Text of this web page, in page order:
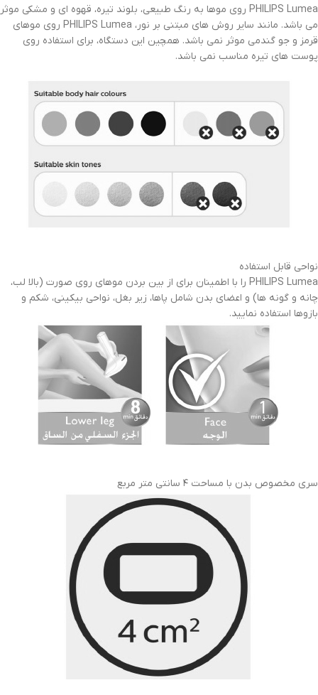
PHILIPS Lumea روی موها به رنگ طبیعی، بلوند تیره، قهوه ای و مشکی موثر
می باشد. مانند سایر روش های مبتنی بر نور، PHILIPS Lumea روی موهای
قرمز و جو گندمی موثر نمی باشد. همچین این دستگاه، برای استفاده روی
پوست های تیره مناسب نمی باشد.
نواحی قابل استفاده
PHILIPS Lumea را با اطمینان برای از بین بردن موهای روی صورت (بالا لب،
چانه و گونه ها) و اعضای بدن شامل پاها، زیر بغل، نواحی بیکینی، شکم و
بازوها استفاده نمایید.
سری مخصوص بدن با مساحت ۴ سانتی متر مربع